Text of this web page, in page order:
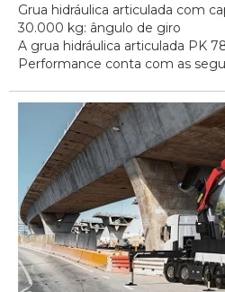
Grua hidráulica articulada com
30.000 kg: ângulo de giro
A grua hidráulica articulada PK
Performance conta com as